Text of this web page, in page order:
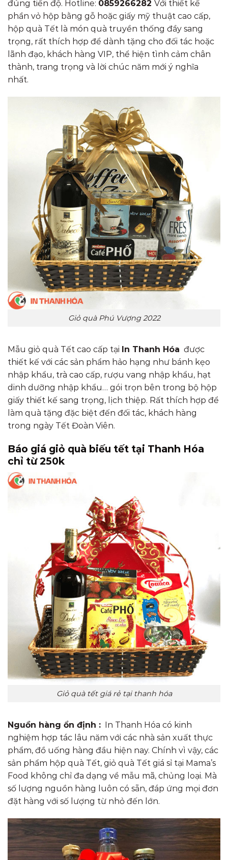
đúng tiến độ. Hotline: 0859266282 Với thiết kế
phần vỏ hộp bằng gỗ hoặc giấy mỹ thuật cao cấp,
hộp quà Tết là món quà truyền thống đầy sang
trọng, rất thích hợp để dành tặng cho đối tác hoặc
lãnh đạo, khách hàng VIP, thể hiện tình cảm chân
thành, trang trọng và lời chúc năm mới ý nghĩa
nhất.
Giỏ quà Phú Vượng 2022
Mẫu giỏ quà Tết cao cấp tại In Thanh Hóa được
thiết kế với các sản phẩm hảo hạng như bánh kẹo
nhập khẩu, trà cao cấp, rượu vang nhập khẩu, hạt
dinh dưỡng nhập khẩu… gói trọn bên trong bộ hộp
giấy thiết kế sang trọng, lịch thiệp. Rất thích hợp để
làm quà tặng đặc biệt đến đối tác, khách hàng
trong ngày Tết Đoàn Viên.
Báo giá giỏ quà biếu tết tại Thanh Hóa
chỉ từ 250k
Giỏ quà tết giá rẻ tại thanh hóa
Nguồn hàng ổn định : In Thanh Hóa có kinh
nghiệm hợp tác lâu năm với các nhà sản xuất thực
phẩm, đồ uống hàng đầu hiện nay. Chính vì vậy, các
sản phẩm hộp quà Tết, giỏ quà Tết giá sỉ tại Mama’s
Food không chỉ đa dạng về mẫu mã, chủng loại. Mà
số lượng nguồn hàng luôn có sẵn, đáp ứng mọi đơn
đặt hàng với số lượng từ nhỏ đến lớn.